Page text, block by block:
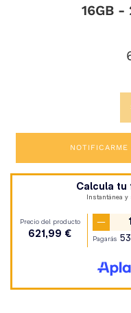
16GB -